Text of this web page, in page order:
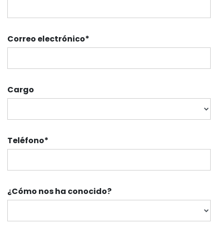
Correo electrónico*
Cargo
Teléfono*
¿Cómo nos ha conocido?